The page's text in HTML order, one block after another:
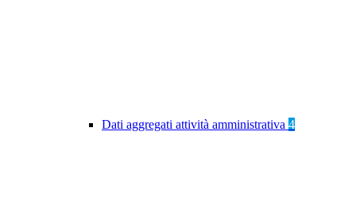
Dati aggregati attività amministrativa 4